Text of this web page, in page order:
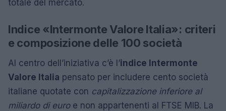
totale del mercato.
Indice «Intermonte Valore Italia»: criteri
e composizione delle 100 società
Al centro dell’iniziativa c’è l’indice Intermonte
Valore Italia pensato per includere cento società
italiane quotate con capitalizzazione inferiore al
miliardo di euroe non appartenenti al FTSE MIB. La